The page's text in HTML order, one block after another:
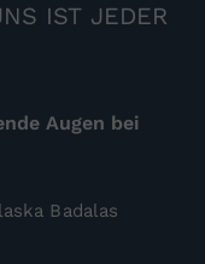
IST JEDER
Augen bei
Badalas